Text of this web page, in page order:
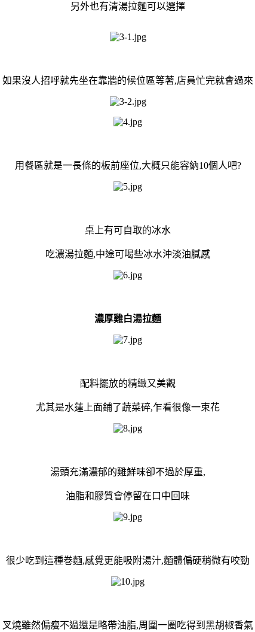
另外也有清湯拉麵可以選擇
如果沒人招呼就先坐在靠牆的候位區等著,店員忙完就會過來
用餐區就是一長條的板前座位,大概只能容納10個人吧?
桌上有可自取的冰水
吃濃湯拉麵,中途可喝些冰水沖淡油膩感
濃厚雞白湯拉麵
配料擺放的精緻又美觀
尤其是水蓮上面鋪了蔬菜碎,乍看很像一束花
湯頭充滿濃郁的雞鮮味卻不過於厚重,
油脂和膠質會停留在口中回味
很少吃到這種巻麵,感覺更能吸附湯汁,麵體偏硬稍微有咬勁
叉燒雖然偏瘦不過還是略帶油脂,周圍一圈吃得到黑胡椒香氣